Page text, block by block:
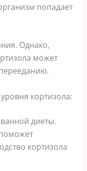
попадает
Однако,
может
кортизола:
диеты.
кортизола